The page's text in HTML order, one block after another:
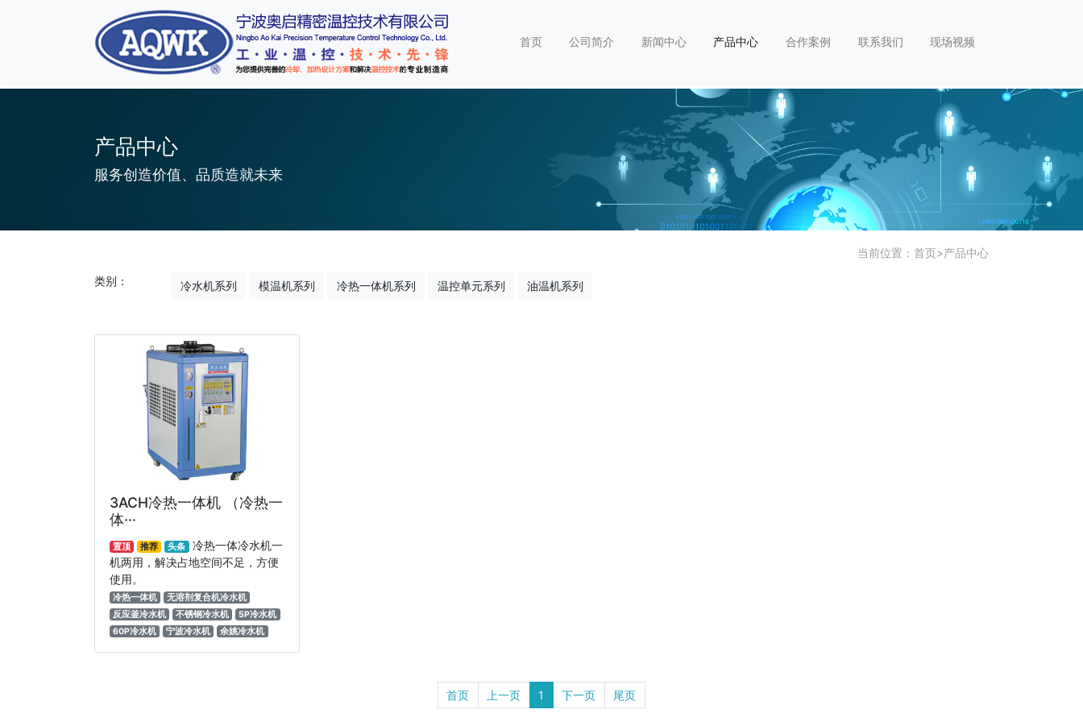
首页 公司简介 新闻中心 产品中心 合作案例 联系我们 现场视频
产品中心
服务创造价值、品质造就未来
当前位置： 首页>产品中心
类别： 冷水机系列 模温机系列 冷热一体机系列 温控单元系列 油温机系列
3ACH冷热一体机 （冷热一
体···
置顶 推荐 头条 冷热一体冷水机一
机两用，解决占地空间不足，方便
使用。
冷热一体机
无溶剂复合机冷水机
反应釜冷水机
不锈钢冷水机
5P冷水机
60P冷水机
宁波冷水机 余姚冷水机
首页 上一页 1 下一页 尾页